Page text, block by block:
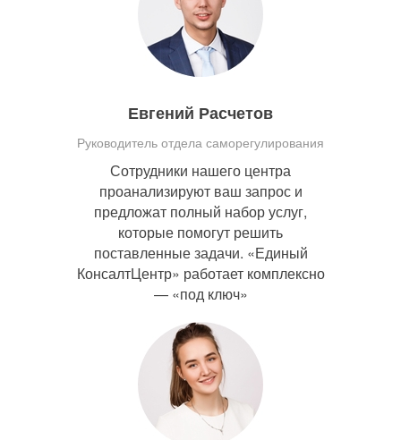
Евгений Расчетов
Руководитель отдела саморегулирования
Сотрудники нашего центра
проанализируют ваш запрос и
предложат полный набор услуг,
которые помогут решить
поставленные задачи. «Единый
КонсалтЦентр» работает комплексно
— «под ключ»